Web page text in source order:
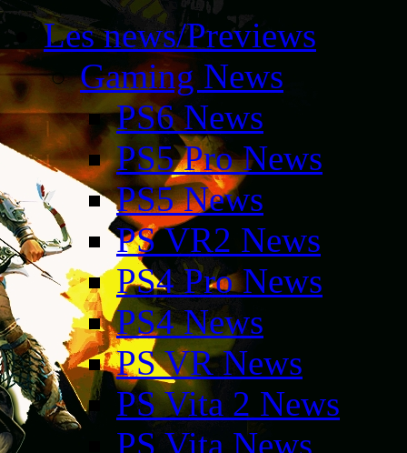
Les news/Previews
Gaming News
PS6 News
PS5 Pro News
PS5 News
PS VR2 News
PS4 Pro News
PS4 News
PS VR News
PS Vita 2 News
PS Vita News